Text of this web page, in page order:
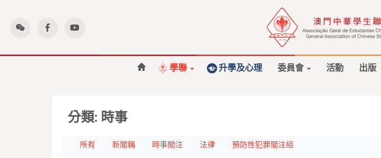
學聯 升學及心理 委員會 活動 出版
分類: 時事
所有 新聞稿 時事關注 法律 預防性犯罪關注組